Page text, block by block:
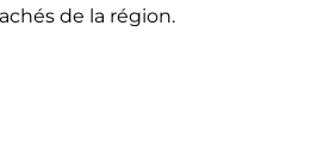
de la région.